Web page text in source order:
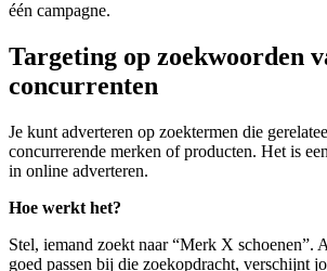
één campagne.
Targeting op zoekwoorden
concurrenten
Je kunt adverteren op zoektermen die
concurrerende merken of producten. Het is
in online adverteren.
Hoe werkt het?
Stel, iemand zoekt naar “Merk X schoenen”.
goed passen bij die zoekopdracht, verschijnt